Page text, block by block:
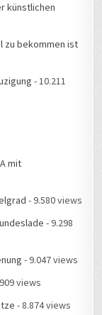
künstlichen
zu bekommen ist
- 10.211
mit
- 9.580 views
- 9.298
- 9.047 views
views
- 8.874 views